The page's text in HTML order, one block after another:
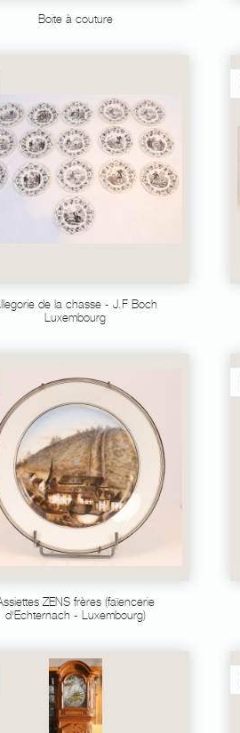
Boite à couture
de la chasse - J.F Boch
Luxembourg
ZENS frères (faïencerie
d'Echternach - Luxembourg)